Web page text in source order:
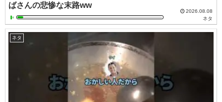
ばさんの悲惨な末路ww
2026.08.08
ネタ
ネタ